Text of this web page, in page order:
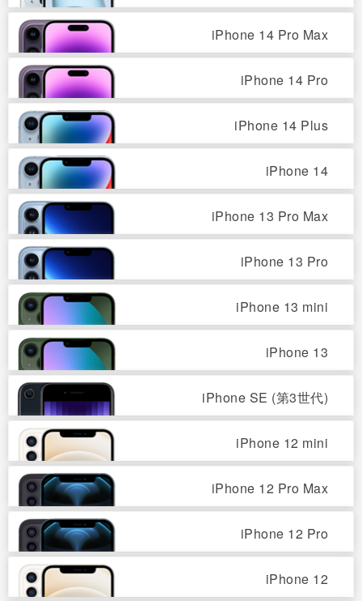
iPhone 14 Pro Max
iPhone 14 Pro
iPhone 14 Plus
iPhone 14
iPhone 13 Pro Max
iPhone 13 Pro
iPhone 13 mini
iPhone 13
iPhone SE (第3世代)
iPhone 12 mini
iPhone 12 Pro Max
iPhone 12 Pro
iPhone 12